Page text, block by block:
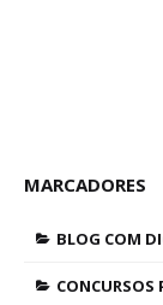
MARCADORES
BLOG COM
CONCURSOS